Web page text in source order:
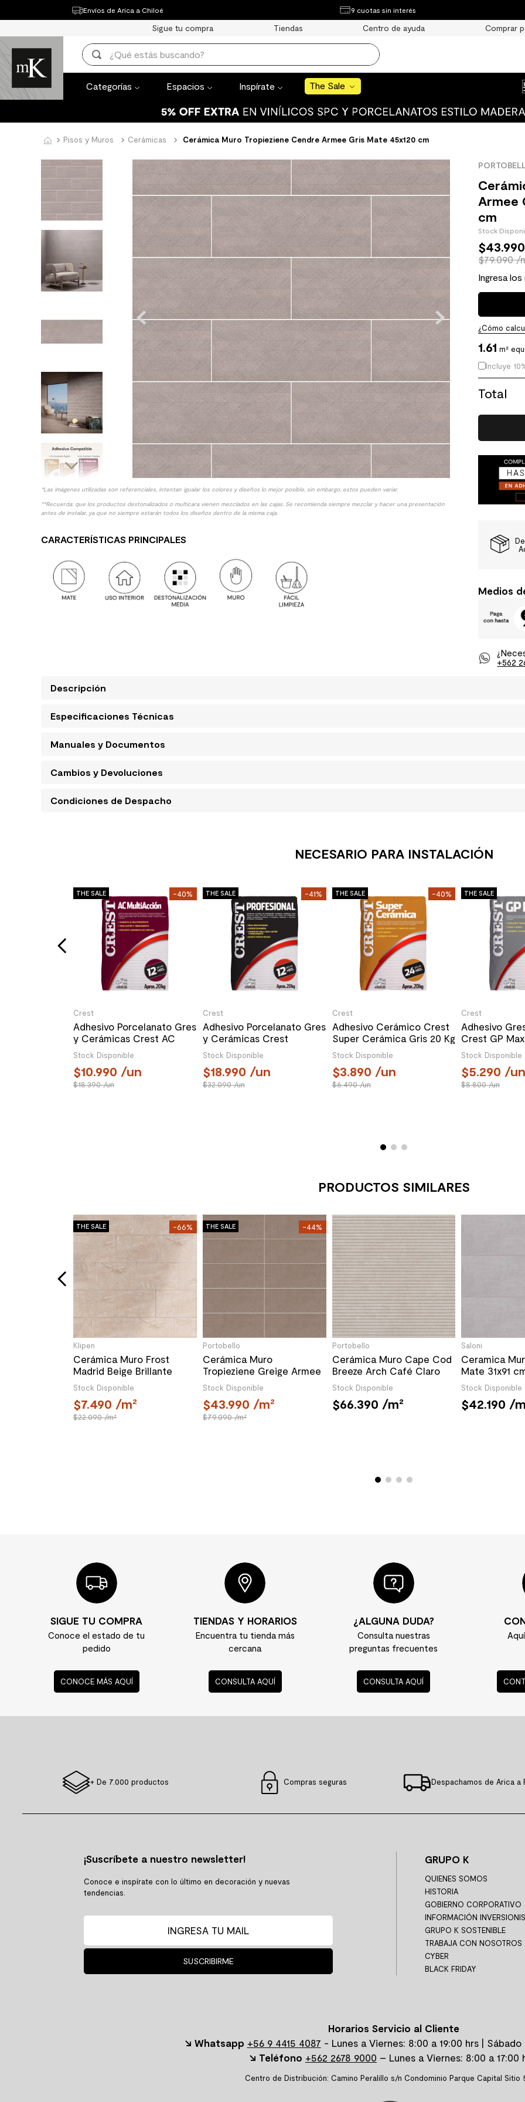
Envíos de Arica a Chiloé 9 cuotas sin interés
Sigue tu compra Tiendas Centro de ayuda Comprar
¿Qué estás buscando?
3. lavaplatos
4. ceramica muro
porcelanato mate
7. piso vinilico
receptaculo
10. columna ducha
Categorías Espacios Inspírate The Sale
Categorías Espacios Inspírate The Sale
¿Qué estás buscando?
TÉRMINOS MÁS BUSCADOS
1. mueble baño
2 mampara
4. ceramica muro
5. espejo
6. porcelanato mate
7. piso vinilico
8. receptaculo
9. spc
10. columna ducha
Pisos y Muros Cerámicas Cerámica Muro Tropieziene Cendre Armee Gris Mate 45x120 cm
*Las imágenes utilizadas son referenciales, intentan igualar los colores y diseños lo mejor posible, sin embargo, estos pueden variar.
**Recuerda: que los productos destonalizados o multicara vienen mezclados en las cajas. Se recomienda siempre mezclar y hacer una presentación
antes de instalar, ya que no siempre estarán todos los diseños dentro de la misma caja.
CARACTERÍSTICAS PRINCIPALES
Armee
cm
Stock
$43.990
$79.090 /
Ingresa
¿Cómo
1.61 m²
Incluye
Total
Medios
+562
Descripción
Especificaciones Técnicas
Manuales y Documentos
Cambios y Devoluciones
Condiciones de Despacho
NECESARIO PARA INSTALACIÓN
THE SALE -40%
Crest
Adhesivo Porcelanato Gres
y Cerámicas Crest AC
Multiacción Gris 20 Kg
Stock Disponible
10.990 /un
18.390/un
THE SALE -41%
Crest
Adhesivo Porcelanato Gres
y Cerámicas Crest
Profesional Gris 20 Kg
Stock Disponible
18.990 /un
32.090/un
THE SALE -40%
Crest
Adhesivo Cerámico Crest
Super Cerámica Gris 20 Kg
Stock Disponible
3.890 /un
6.490/un
THE SALE
Crest
Adhesivo
Crest GP
Stock Disponible
5.290 /un
8.800/un
PRODUCTOS SIMILARES
THE SALE -66%
Klipen
Cerámica Muro Frost
Madrid Beige Brillante
25x40 cm
Stock Disponible
7.490 /m²
22.090/m²
THE SALE -44%
Portobello
Cerámica Muro
Tropieziene Greige Armee
Mate 45x120 cm
Stock Disponible
43.990 /m²
79.090/m²
Portobello
Cerámica Muro Cape Cod
Breeze Arch Café Claro
Mate 45x120 cm
Stock Disponible
66.390 /m²
Saloni
Ceramica
Mate 31x91
Stock Disponible
42.190 /
SIGUE TU COMPRA
Conoce el estado de tu
pedido
CONOCE MÁS AQUÍ
TIENDAS Y HORARIOS
Encuentra tu tienda más
cercana
CONSULTA AQUÍ
¿ALGUNA DUDA?
Consulta nuestras
preguntas frecuentes
CONSULTA AQUÍ
+ De 7.000 productos Compras seguras Despachamos de Arica a
¡Suscríbete a nuestro newsletter!
Conoce e inspírate con lo último en decoración y nuevas
tendencias.
SUSCRIBIRME
GRUPO K
QUIENES SOMOS
HISTORIA
GOBIERNO CORPORATIVO
INFORMACIÓN
GRUPO K SOSTENIBLE
TRABAJA CON NOSOTROS
CYBER
BLACK FRIDAY
Horarios Servicio al Cliente
↘ Whatsapp +56 9 4415 4087 - Lunes a Viernes: 8:00 a 19:00 hrs | Sábado
↘ Teléfono +562 2678 9000 – Lunes a Viernes: 8:00 a 17:00
Centro de Distribución: Camino Peralillo s/n Condominio Parque Capital Sitio